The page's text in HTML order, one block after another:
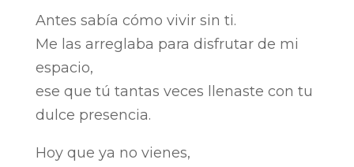
Antes sabía cómo vivir sin ti.
Me las arreglaba para disfrutar de mi
espacio,
ese que tú tantas veces llenaste con tu
dulce presencia.
Hoy que ya no vienes,